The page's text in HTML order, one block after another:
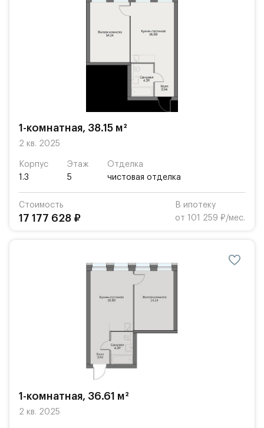
1-комнатная, 38.15 м²
2 кв. 2025
Корпус
1.3
Этаж
5
Отделка
чистовая отделка
Стоимость
17 177 628 ₽
В ипотеку
от 101 259 ₽/мес.
1-комнатная, 36.61 м²
2 кв. 2025